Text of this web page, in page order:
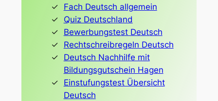
Fach Deutsch allgemein
Quiz Deutschland
Bewerbungstest Deutsch
Rechtschreibregeln Deutsch
Deutsch Nachhilfe mit
Bildungsgutschein Hagen
Einstufungstest Übersicht
Deutsch